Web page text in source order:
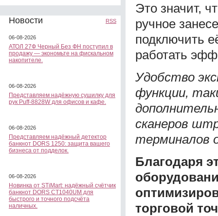
Новости RSS
06-08-2026
АТОЛ 27Ф Черный Без ФН поступил в
продажу — экономьте на фискальном
накопителе.
06-08-2026
Представляем надёжную сушилку для
рук Puff-8828W для офисов и кафе.
06-08-2026
Представляем надёжный детектор
банкнот DORS 1250: защита вашего
бизнеса от подделок.
06-08-2026
Новинка от STiMart: надёжный счётчик
банкнот DORS CT1040UM для
быстрого и точного подсчёта
наличных.
Это значит,
ручное
подключить
работать
Удобство
функции,
сканеров
терминалов
Благодаря
торговой